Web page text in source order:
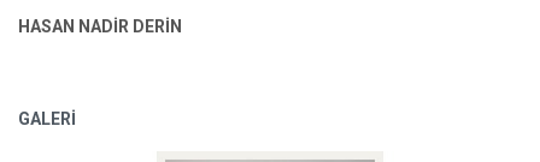
HASAN NADİR DERİN
GALERİ